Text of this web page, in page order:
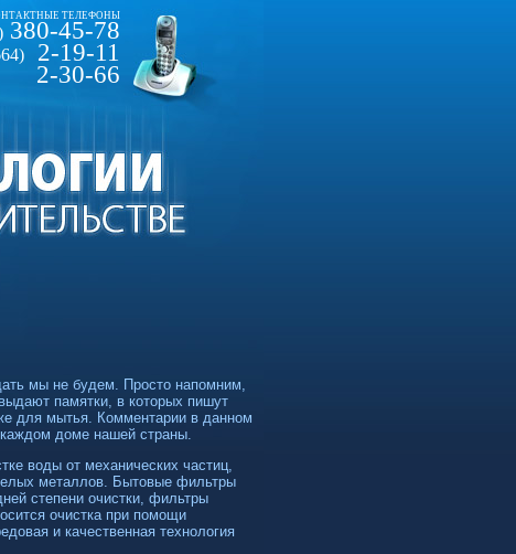
ТЕЛЕФОНЫ
380-45-78
2-19-11
2-30-66
мы не будем. Просто напомним,
памятки, в которых пишут
для мытья. Комментарии в данном
доме нашей страны.
воды от механических частиц,
металлов. Бытовые фильтры
степени очистки, фильтры
очистка при помощи
и качественная технология